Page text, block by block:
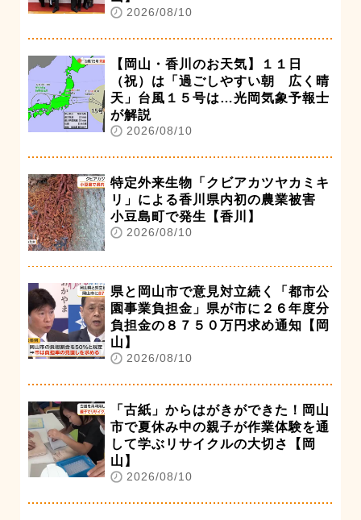
2026/08/10
【岡山・香川のお天気】１１日
（祝）は「過ごしやすい朝 広く晴
天」台風１５号は…光岡気象予報士
が解説
2026/08/10
特定外来生物「クビアカツヤカミキ
リ」による香川県内初の農業被害
小豆島町で発生【香川】
2026/08/10
県と岡山市で意見対立続く「都市公
園事業負担金」県が市に２６年度分
負担金の８７５０万円求め通知【岡
山】
2026/08/10
「古紙」からはがきができた！岡山
市で夏休み中の親子が作業体験を通
して学ぶリサイクルの大切さ【岡
山】
2026/08/10